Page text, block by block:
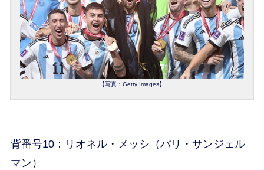
【写真：Getty Images】
背番号10：リオネル・メッシ（パリ・サンジェル
マン）